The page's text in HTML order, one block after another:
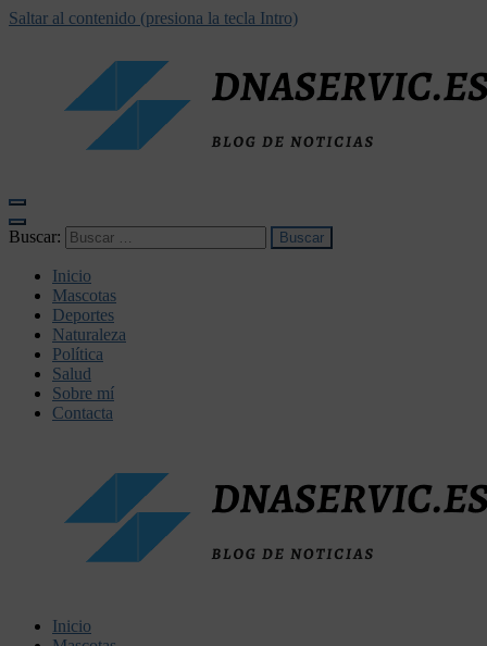
Saltar al contenido (presiona la tecla Intro)
Buscar:
Inicio
Mascotas
Deportes
Naturaleza
Política
Salud
Sobre mí
Contacta
dnaservic.es
Inicio